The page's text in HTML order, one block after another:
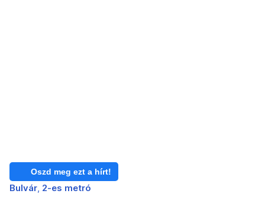
Oszd meg ezt a hírt!
Bulvár 2-es metró